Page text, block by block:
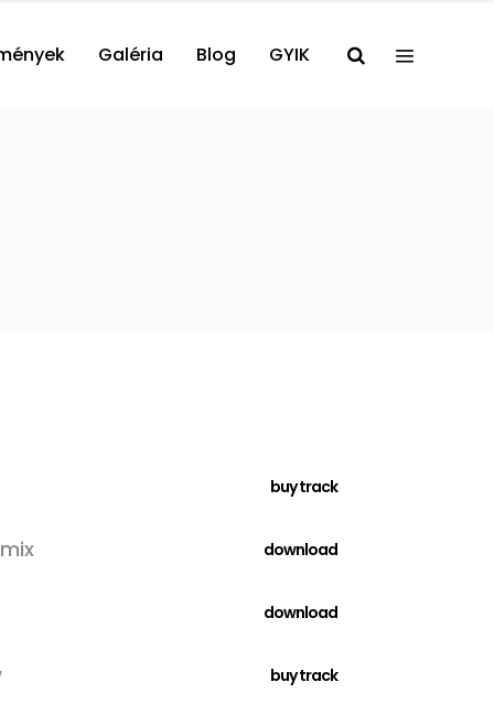
Galéria Blog GYIK
buy track
download
download
buy track